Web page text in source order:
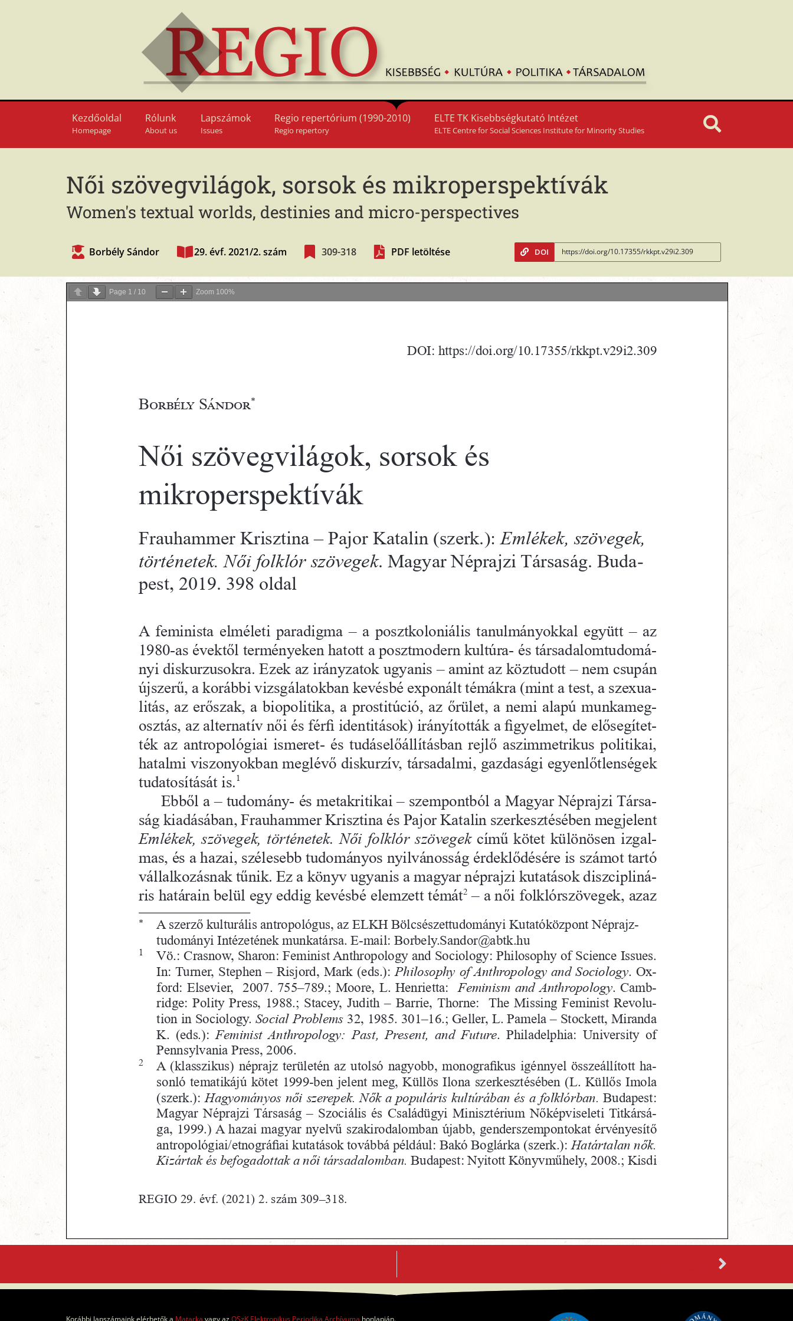
Kezdőoldal
Homepage
Rólunk
About us
Lapszámok
Issues
Regio repertórium (1990-2010)
Regio repertory
ELTE TK Kisebbségkutató Intézet
ELTE Centre for Social Sciences Institute for Minority Studies
Női szövegvilágok, sorsok és mikro­perspektívák
Women's textual worlds, destinies and micro-perspectives
Borbély Sándor 29. évf. 2021/2. szám 309-318 PDF letöltése DOI
Page 1 / 10 Zoom 100%